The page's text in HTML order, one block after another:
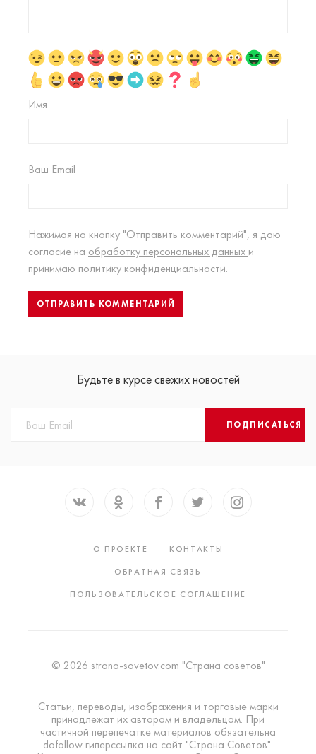
Имя
Ваш Email
Нажимая на кнопку "Отправить комментарий", я даю
согласие на обработку персональных данных и
принимаю политику конфиденциальности.
Будьте в курсе свежих новостей
ПОДПИСАТЬСЯ
О ПРОЕКТЕ
КОНТАКТЫ
ОБРАТНАЯ СВЯЗЬ
ПОЛЬЗОВАТЕЛЬСКОЕ СОГЛАШЕНИЕ
© 2026 strana-sovetov.com "Страна советов"
Статьи, переводы, изображения и торговые марки
принадлежат их авторам и владельцам. При
частичной перепечатке материалов обязательна
dofollow гиперссылка на сайт "Страна Советов".